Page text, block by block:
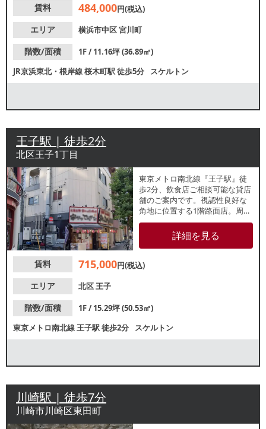
賃料 484,000円(税込)
エリア
横浜市中区宮川町
階数/面積
1F / 11.16坪 (36.89㎡)
JR京浜東北・根岸線桜木町駅徒歩5分 スケルトン
王子駅 | 徒歩2分
北区王子1丁目
東京メトロ南北線『王子駅』徒
歩2分、飲食店ご相談可能な貸店
舗のご案内です。視認性良好な
角地に位置する1階路面店。周辺
はラーメン屋や居酒屋など多数
飲食店が盛業しているため、飲
食店におすすめの立地です。諸
ください。
詳細を見る
賃料 715,000円(税込)
エリア
北区王子
階数/面積
1F / 15.29坪 (50.53㎡)
東京メトロ南北線王子駅徒歩2分 スケルトン
川崎駅 | 徒歩7分
川崎市川崎区東田町